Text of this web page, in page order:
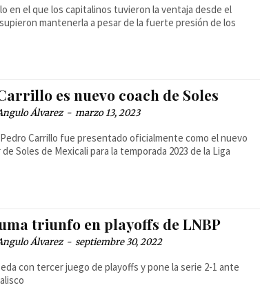
en el que los capitalinos tuvieron la ventaja desde el
mantenerla a pesar de la fuerte presión de los
es nuevo coach de Soles
Álvarez - marzo 13, 2023
Carrillo fue presentado oficialmente como el nuevo
Soles de Mexicali para la temporada 2023 de la Liga
triunfo en playoffs de LNBP
Álvarez - septiembre 30, 2022
con tercer juego de playoffs y pone la serie 2-1 ante